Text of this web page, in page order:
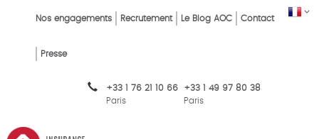
content
FR
Top
Menu
FR
Nos engagements Recrutement Le Blog AOC Contact
Presse
+33 1 76 21 10 66
Paris
+33 1 49 97 80 38
Paris